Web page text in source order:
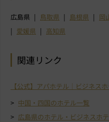
広島県 鳥取県 島根県 岡
愛媛県
高知県
関連リンク
【公式】アパホテル｜ビジネス
中国・四国のホテル一覧
広島県のホテル・ビジネスホ